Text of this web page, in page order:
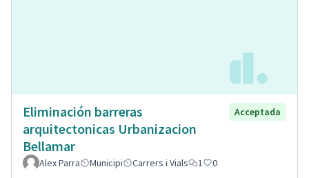
Eliminación barreras
arquitectonicas Urbanizacion
Bellamar
Acceptada
Alex Parra Municipi Carrers i Vials 1 0